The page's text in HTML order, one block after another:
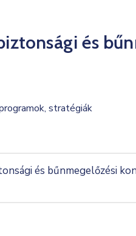
és
stratégiák
és bűnmegelőzési